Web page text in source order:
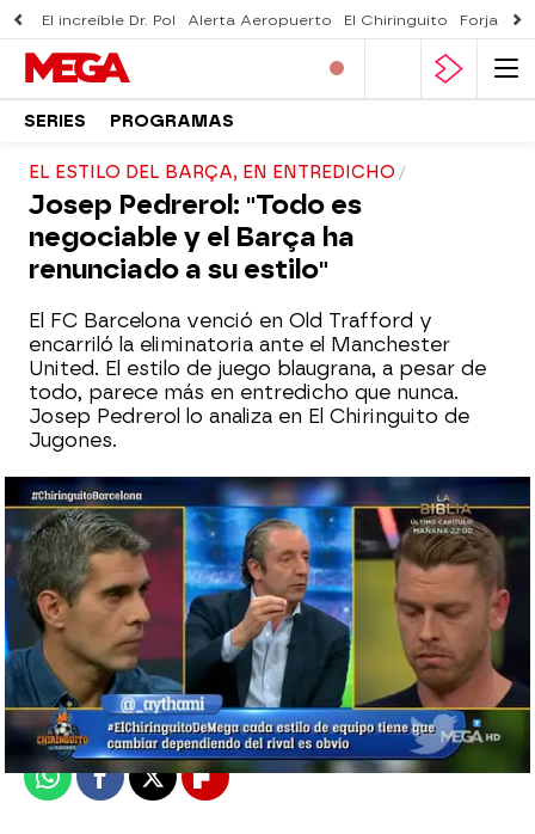
El increíble Dr. Pol Alerta Aeropuerto El Chiringuito Forjado
SERIES PROGRAMAS
EL ESTILO DEL BARÇA, EN ENTREDICHO
Josep Pedrerol: "Todo es
negociable y el Barça ha
renunciado a su estilo"
El FC Barcelona venció en Old Trafford y
encarriló la eliminatoria ante el Manchester
United. El estilo de juego blaugrana, a pesar de
todo, parece más en entredicho que nunca.
Josep Pedrerol lo analiza en El Chiringuito de
Jugones.
El Chiringuito
Madrid
Publicado:12 de abril de 2019, 01:40
WhatsappFacebook
X Flipboard